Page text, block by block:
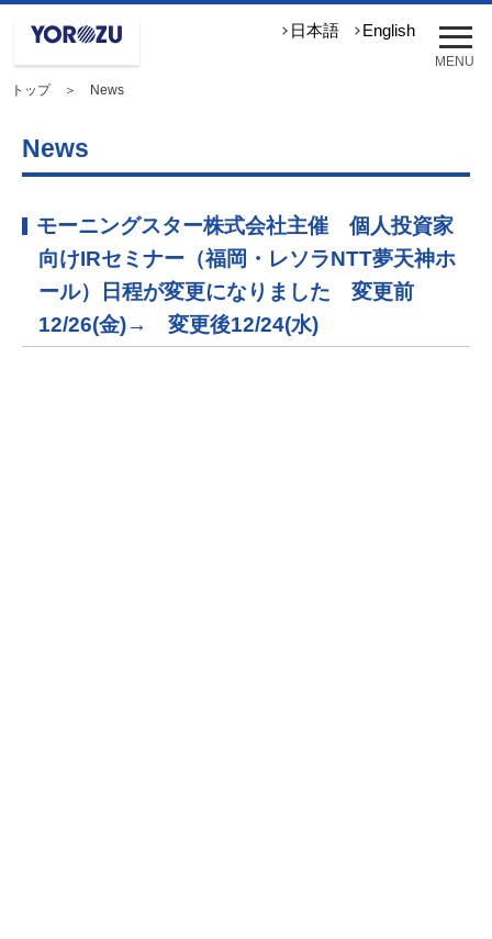
メ
ニ
ュ
MENU
日本語 English
トップ＞ News
News
モーニングスター株式会社主催 個人投資家
向けIRセミナー（福岡・レソラNTT夢天神ホ
ール）日程が変更になりました 変更前
12/26(金)→ 変更後12/24(水)